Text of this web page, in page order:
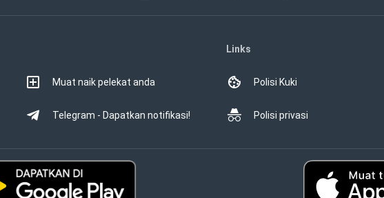
Muat naik pelekat anda
Telegram - Dapatkan notifikasi!
Links
Polisi Kuki
Polisi privasi